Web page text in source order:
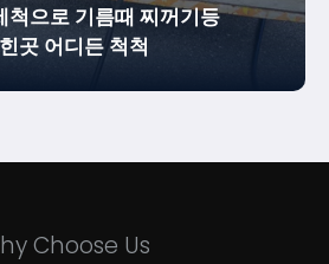
척으로 기름때 찌꺼기등
곳 어디든 척척
Choose Us